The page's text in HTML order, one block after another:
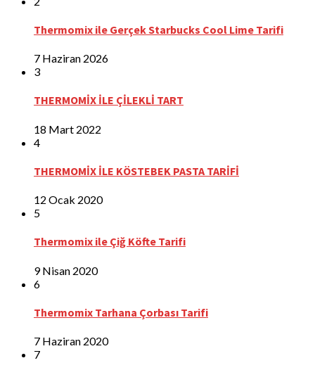
Thermomix ile Gerçek Starbucks Cool Lime Tarifi
7 Haziran 2026
3
THERMOMİX İLE ÇİLEKLİ TART
18 Mart 2022
4
THERMOMİX İLE KÖSTEBEK PASTA TARİFİ
12 Ocak 2020
5
Thermomix ile Çiğ Köfte Tarifi
9 Nisan 2020
6
Thermomix Tarhana Çorbası Tarifi
7 Haziran 2020
7